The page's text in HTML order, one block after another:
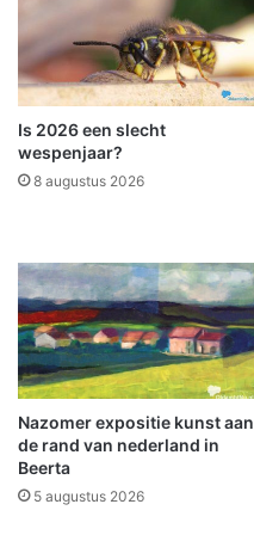
t
s
e
r
B
e
m
a
k
t
e
n
l
i
e
d
'
S
t
e
Is 2026 een slecht
wespenjaar?
8 augustus 2026
Nazomer expositie kunst aan
de rand van nederland in
Beerta
5 augustus 2026